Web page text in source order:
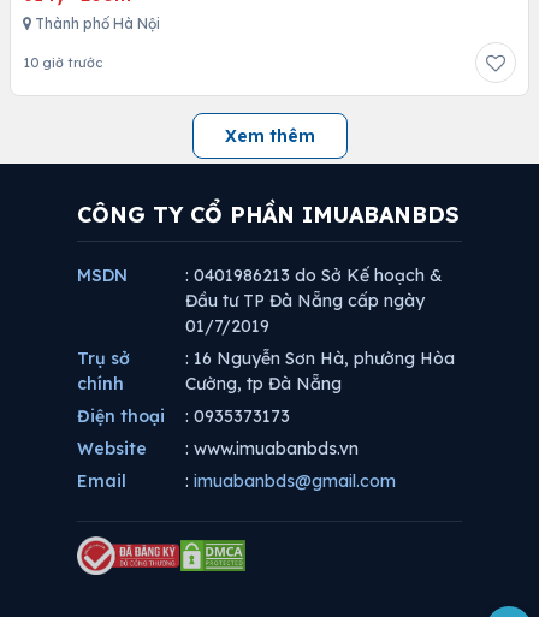
Thành phố Hà Nội
10 giờ trước
Xem thêm
CÔNG TY CỔ PHẦN IMUABANBDS
MSDN
: 0401986213 do Sở Kế hoạch &
Đầu tư TP Đà Nẵng cấp ngày
01/7/2019
Trụ sở
chính
: 16 Nguyễn Sơn Hà, phường Hòa
Cường, tp Đà Nẵng
Điện thoại
: 0935373173
Website
: www.imuabanbds.vn
Email
: imuabanbds@gmail.com